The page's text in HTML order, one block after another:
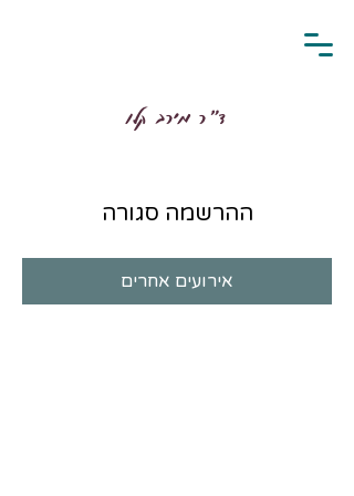
ד״ר מירב קלו
ההרשמה סגורה
אירועים אחרים